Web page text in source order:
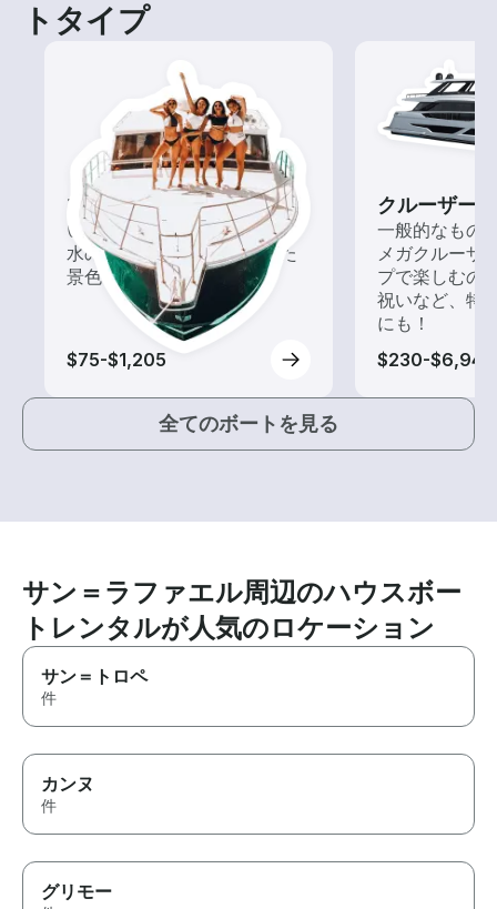
トタイプ
ツアー
いろんな再発見があるかも!?
水の上から眺める一味違った
景色を楽しもう！
$75-$1,205
クルーザー
一般的なもの
メガクルーザ
プで楽しむの
祝いなど、特
にも！
$230-$6,945
全てのボートを見る
サン＝ラファエル周辺のハウスボー
トレンタルが人気のロケーション
サン＝トロペ
件
カンヌ
件
グリモー